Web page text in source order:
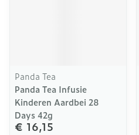
Panda Tea
Panda Tea Infusie
Kinderen Aardbei 28
Days 42g
€ 16,15